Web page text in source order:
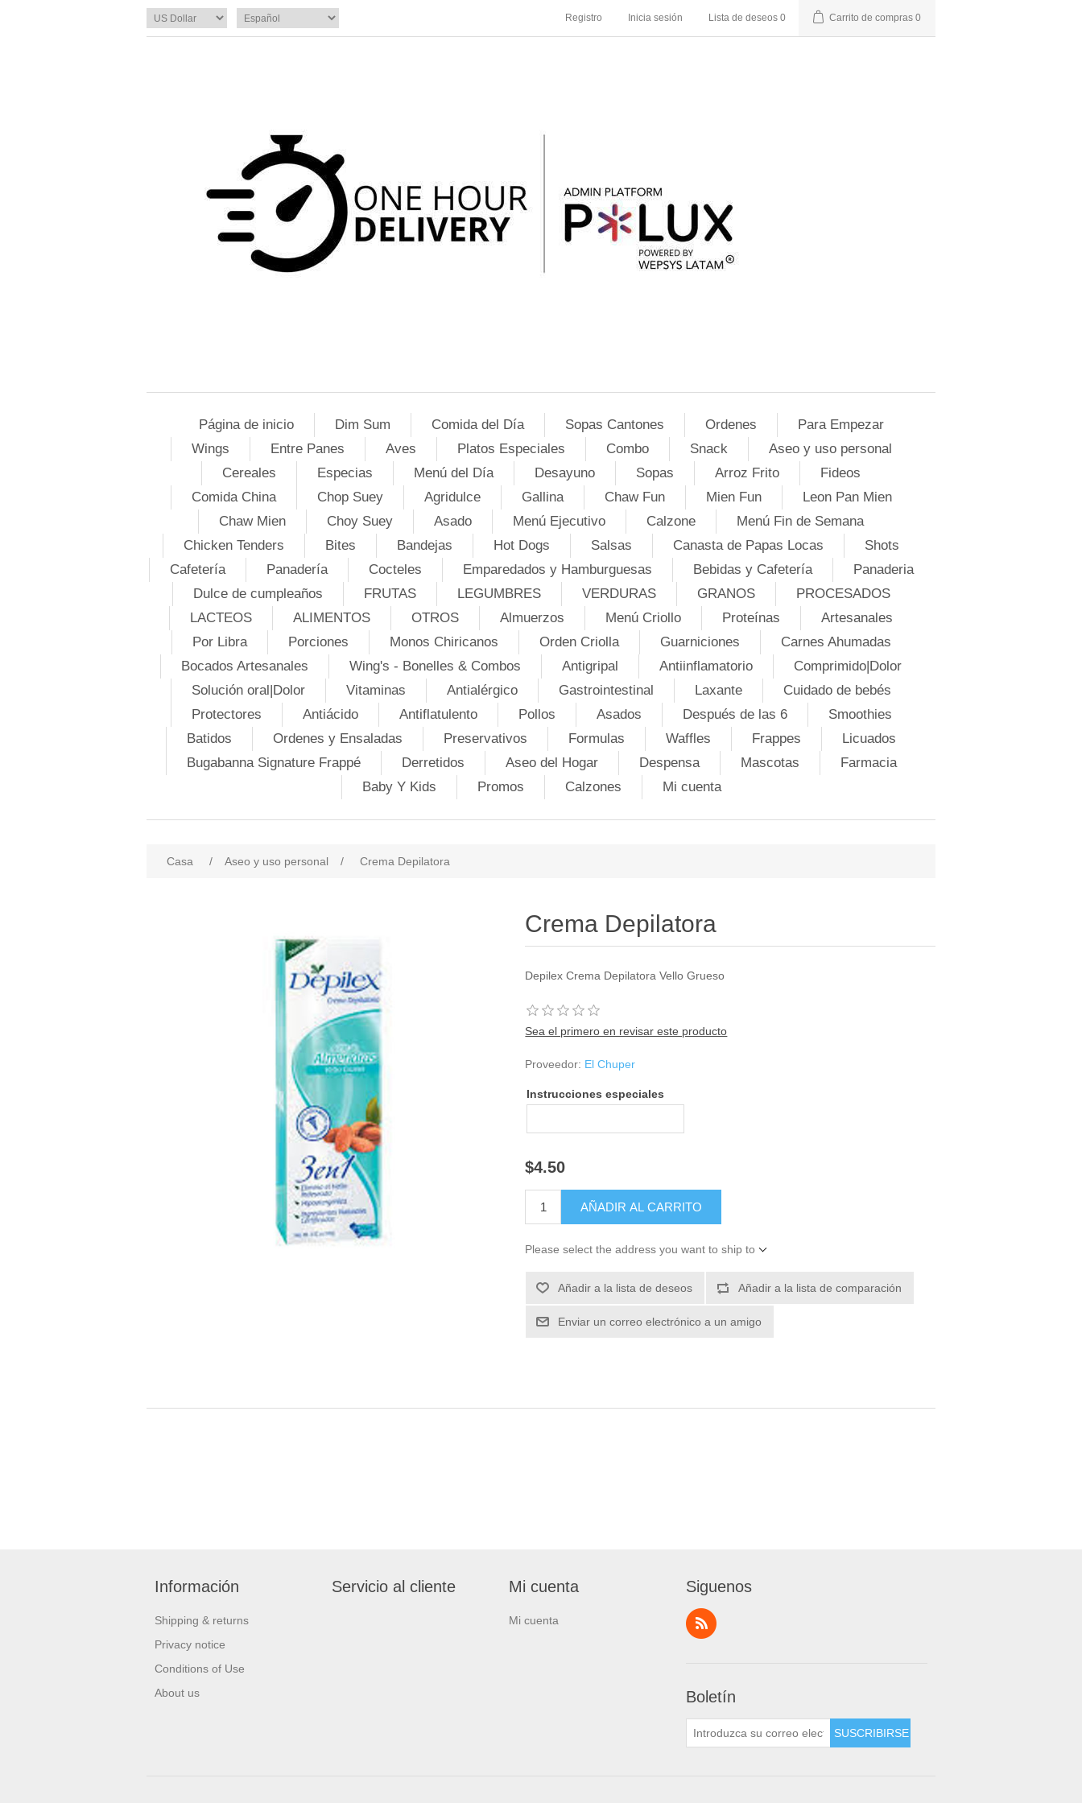
Registro Inicia sesión Lista de deseos 0 Carrito de compras 0
Página de inicio Dim Sum Comida del Día Sopas Cantones Ordenes
Para Empezar
Wings
Entre Panes Aves Platos Especiales Combo Snack
Aseo y uso personal
Cereales
Especias Menú del Día Desayuno Sopas Arroz Frito
Fideos
Comida China
Chop Suey Agridulce Gallina Chaw Fun Mien Fun
Leon Pan Mien
Chaw Mien
Choy Suey Asado Menú Ejecutivo Calzone
Menú Fin de Semana
Chicken Tenders
Bites Bandejas Hot Dogs Salsas Canasta de Papas Locas
Shots
Cafetería
Panadería Cocteles Emparedados y Hamburguesas Bebidas y Cafetería
Panaderia
Dulce de cumpleaños
FRUTAS LEGUMBRES VERDURAS GRANOS
PROCESADOS
LACTEOS
ALIMENTOS OTROS Almuerzos Menú Criollo Proteínas
Artesanales
Por Libra
Porciones Monos Chiricanos Orden Criolla Guarniciones
Carnes Ahumadas
Bocados Artesanales
Wing's - Bonelles & Combos Antigripal Antiinflamatorio
Comprimido|Dolor
Solución oral|Dolor
Vitaminas Antialérgico Gastrointestinal Laxante
Cuidado de bebés
Protectores
Antiácido Antiflatulento Pollos Asados Después de las 6
Smoothies
Batidos
Ordenes y Ensaladas Preservativos Formulas Waffles Frappes
Licuados
Bugabanna Signature Frappé
Derretidos Aseo del Hogar Despensa Mascotas
Farmacia
Baby Y Kids
Promos Calzones Mi cuenta
Casa / Aseo y uso personal / Crema Depilatora
Crema Depilatora
Depilex Crema Depilatora Vello Grueso
Sea el primero en revisar este producto
Proveedor: El Chuper
Instrucciones especiales
$4.50
Please select the address you want to ship to
Información
Shipping & returns
Privacy notice
Conditions of Use
About us
Servicio al cliente Mi cuenta
Mi cuenta
Siguenos
Boletín